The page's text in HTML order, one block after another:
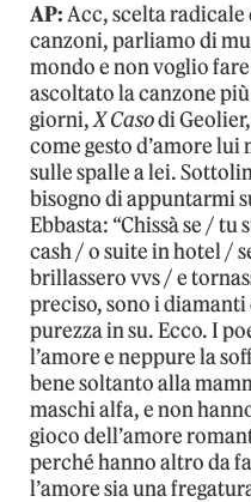
AP:Acc, scelta
canzoni, parliamo di
mondo e non voglio
ascoltato la canzone
giorni,X Casodi
come gesto d’amore
sulle spalle a lei.
bisogno di appuntarmi
Ebbasta: “Chissà se / tu
cash / o suite in hotel /
brillassero vvs / e
preciso, sono i
purezza in su. Ecco. I
l’amore e neppure la
bene soltanto alla
maschi alfa, e non
gioco dell’amore
perché hanno altro da
l’amore sia una